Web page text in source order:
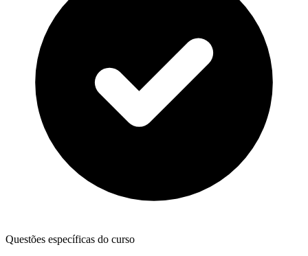
Questões específicas do curso